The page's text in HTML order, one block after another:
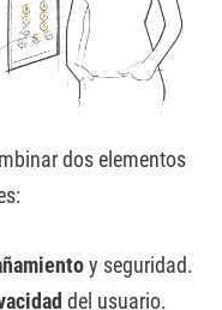
dos elementos
y seguridad.
del usuario.